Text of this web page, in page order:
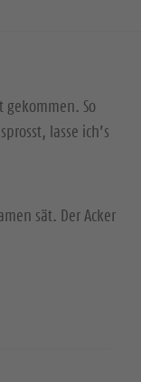
So
lasse ich’s
sät. Der Acker